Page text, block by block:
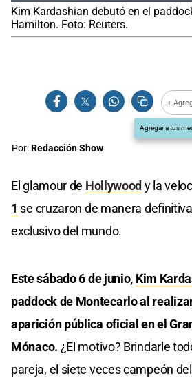
Kim Kardashian debutó en el
Hamilton. Foto: Reuters.
+
Agregar a tus
Por:Redacción Show
El glamour de Hollywood y la
1 se cruzaron de manera
exclusivo del mundo.
Este sábado 6de junio, Kim
paddock de Montecarlo al
aparición pública oficial en el
Mónaco. ¿El motivo? Brindarle
pareja, el siete veces campeón